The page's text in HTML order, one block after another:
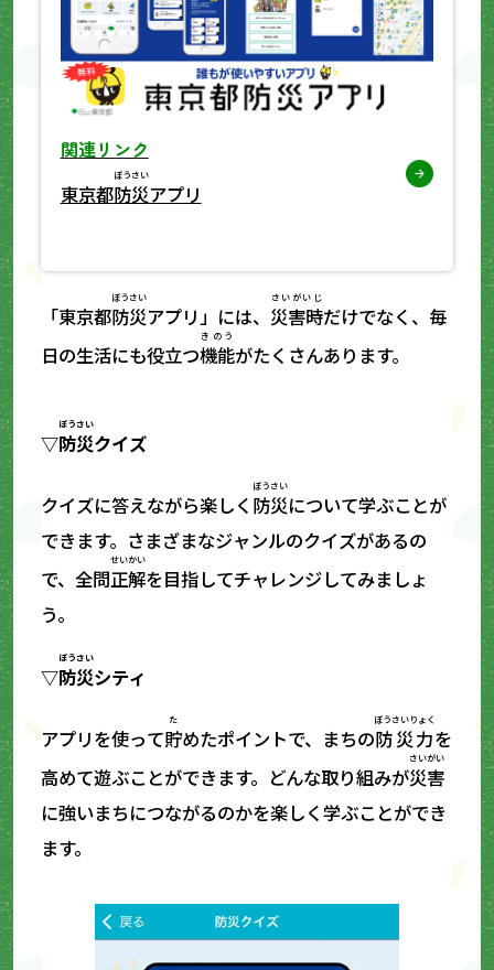
関連リンク
東京都防災
ぼうさい
アプリ
「東京都防災
ぼうさい
アプリ」には、 災害時
さいがいじ
だけでなく、毎
日の生活にも役立つ機能
きのう
がたくさんあります。
▽防災
ぼうさい
クイズ
クイズに答えながら楽しく 防災
ぼうさい
について学ぶことが
できます。さまざまなジャンルのクイズがあるの
で、全問正解
せいかい
を目指してチャレンジしてみましょ
う。
▽防災
ぼうさい
シティ
アプリを使って貯
た
めたポイントで、まちの防災力
ぼうさいりょく
を
高めて遊ぶことができます。どんな取り組みが災害
さいがい
に強いまちにつながるのかを楽しく学ぶことができ
ます。